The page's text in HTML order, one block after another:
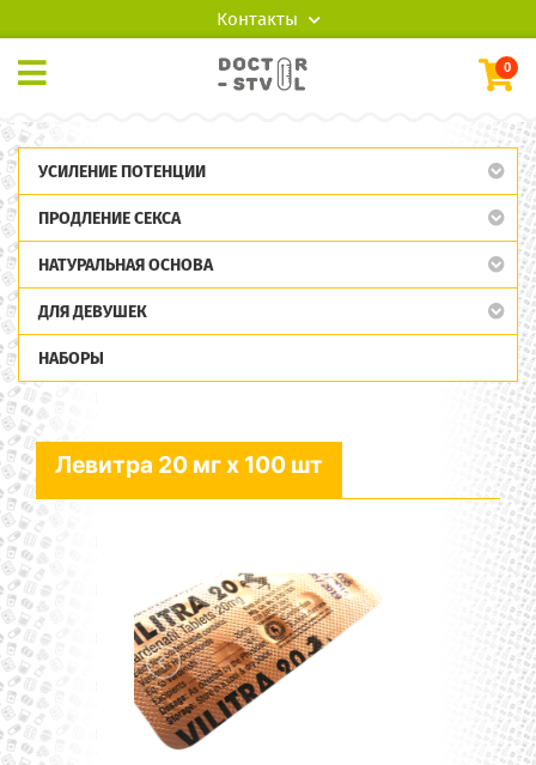
Контакты
0
УСИЛЕНИЕ ПОТЕНЦИИ
ПРОДЛЕНИЕ СЕКСА
НАТУРАЛЬНАЯ ОСНОВА
ДЛЯ ДЕВУШЕК
НАБОРЫ
Левитра 20 мг x 100 шт